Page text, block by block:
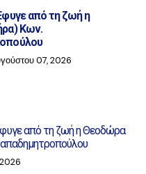
από τη ζωή η
Κων.
07, 2026
από τη ζωή η Θεοδώρα